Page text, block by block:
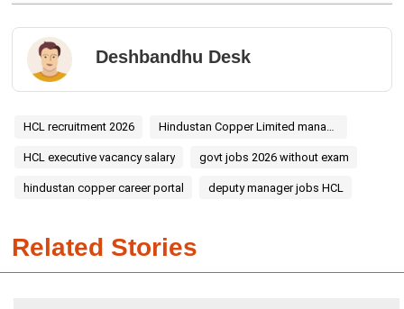
Deshbandhu Desk
HCL recruitment 2026 Hindustan Copper Limited manager posts
HCL executive vacancy salary govt jobs 2026 without exam
hindustan copper career portal deputy manager jobs HCL
Related Stories